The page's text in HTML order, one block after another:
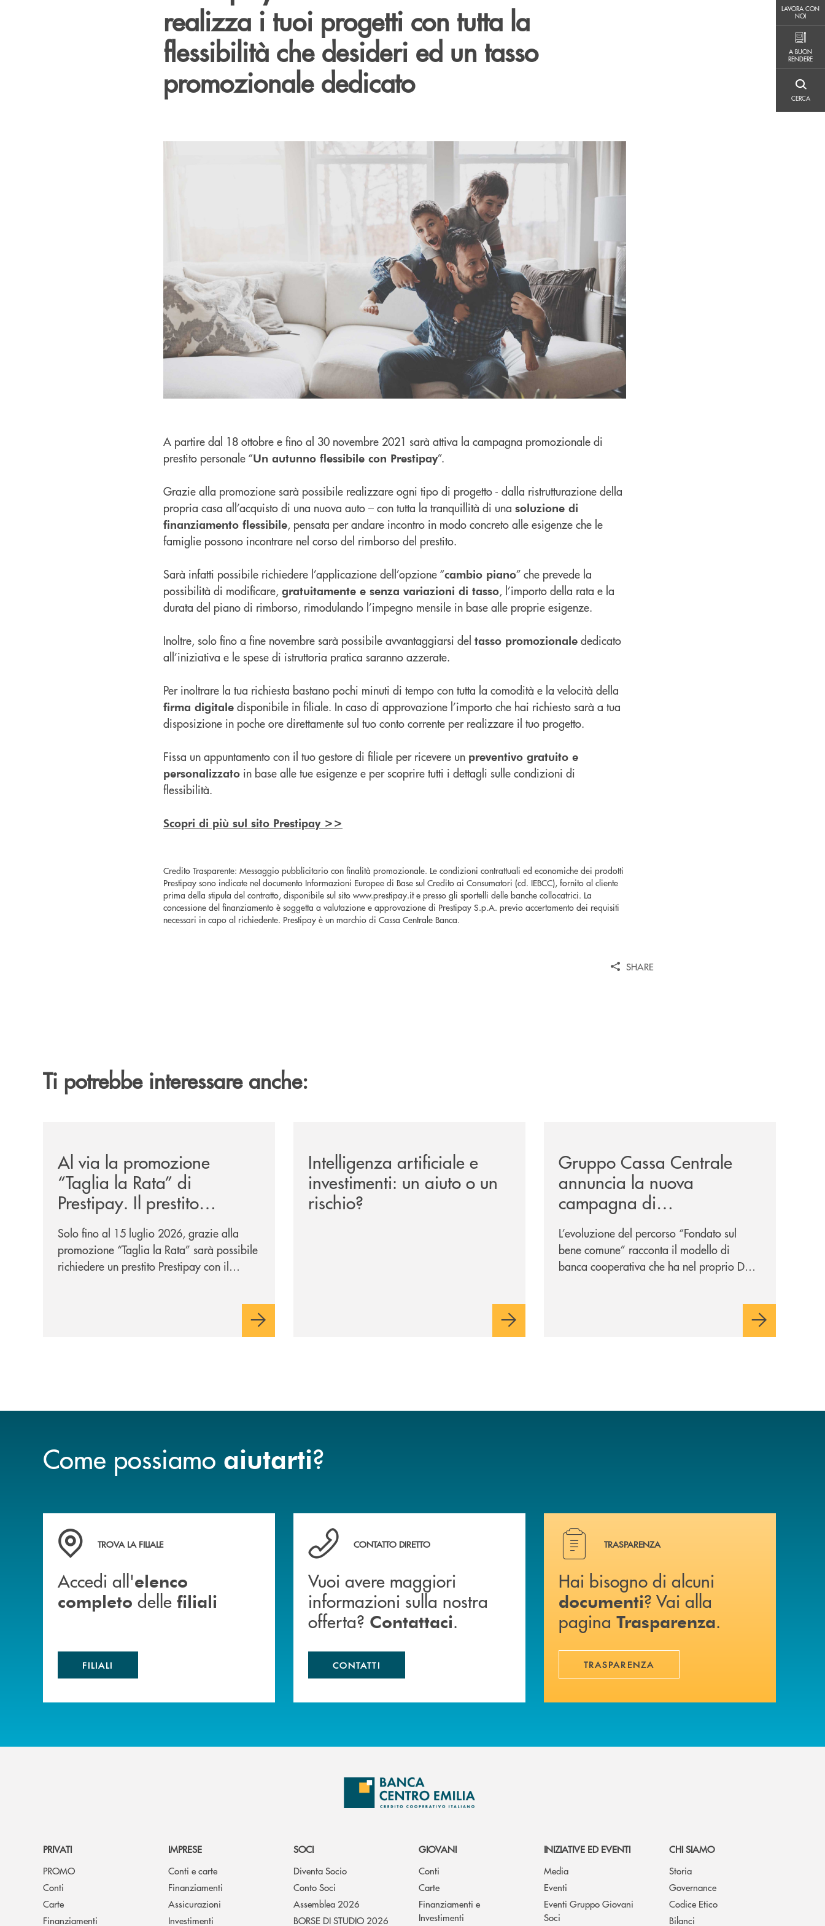
LAVORA CON
NOI
A BUON
RENDERE
CERCA
realizza i tuoi progetti con tutta la
flessibilità che desideri ed un tasso
promozionale dedicato
A partire dal 18 ottobre e fino al 30 novembre 2021 sarà attiva la campagna promozionale di
prestito personale “Un autunno flessibile con Prestipay”.
Grazie alla promozione sarà possibile realizzare ogni tipo di progetto - dalla ristrutturazione della
propria casa all’acquisto di una nuova auto – con tutta la tranquillità di una soluzione di
finanziamento flessibile, pensata per andare incontro in modo concreto alle esigenze che le
famiglie possono incontrare nel corso del rimborso del prestito.
Sarà infatti possibile richiedere l’applicazione dell’opzione “cambio piano” che prevede la
possibilità di modificare, gratuitamente e senza variazioni di tasso, l’importo della rata e la
durata del piano di rimborso, rimodulando l’impegno mensile in base alle proprie esigenze.
Inoltre, solo fino a fine novembre sarà possibile avvantaggiarsi del tasso promozionale dedicato
all’iniziativa e le spese di istruttoria pratica saranno azzerate.
Per inoltrare la tua richiesta bastano pochi minuti di tempo con tutta la comodità e la velocità della
firma digitale disponibile in filiale. In caso di approvazione l’importo che hai richiesto sarà a tua
disposizione in poche ore direttamente sul tuo conto corrente per realizzare il tuo progetto.
Fissa un appuntamento con il tuo gestore di filiale per ricevere un preventivo gratuito e
personalizzato in base alle tue esigenze e per scoprire tutti i dettagli sulle condizioni di
flessibilità.
Scopri di più sul sito Prestipay >>
Credito Trasparente: Messaggio pubblicitario con finalità promozionale. Le condizioni contrattuali ed economiche dei prodotti
Prestipay sono indicate nel documento Informazioni Europee di Base sul Credito ai Consumatori (cd. IEBCC), fornito al cliente
prima della stipula del contratto, disponibile sul sito www.prestipay.it e presso gli sportelli delle banche collocatrici. La
concessione del finanziamento è soggetta a valutazione e approvazione di Prestipay S.p.A. previo accertamento dei requisiti
necessari in capo al richiedente. Prestipay è un marchio di Cassa Centrale Banca.
SHARE
Ti potrebbe interessare anche:
Al via la promozione
“Taglia la Rata” di
Prestipay. Il prestito
personale che si fa in due
per te!
Solo fino al 15 luglio 2026, grazie alla
promozione “Taglia la Rata” sarà possibile
richiedere un prestito Prestipay con il
Intelligenza artificiale e
investimenti: un aiuto o un
rischio?
Gruppo Cassa Centrale
annuncia la nuova
campagna di
comunicazione
nazionale: “Oggi si dice
ESG. Per noi è fare la cosa
L’evoluzione del percorso “Fondato sul
bene comune” racconta il modello di
banca cooperativa che ha nel proprio DNA
Come possiamo aiutarti?
Accedi all' elenco completo delle filiali
TROVA LA FILIALE
Accedi all'elenco
completo delle filiali
FILIALI
Vuoi avere maggiori informazioni sulla nostra offerta? Contattaci .
CONTATTO DIRETTO
Vuoi avere maggiori
informazioni sulla nostra
offerta? Contattaci.
CONTATTI
Hai bisogno di alcuni documenti ? Vai alla pagina
TRASPARENZA
Hai bisogno di alcuni
documenti? Vai alla
pagina Trasparenza.
TRASPARENZA
PRIVATI
PROMO
Conti
Carte
Finanziamenti
IMPRESE
Conti e carte
Finanziamenti
Assicurazioni
Investimenti
SOCI
Diventa Socio
Conto Soci
Assemblea 2026
BORSE DI STUDIO 2026
GIOVANI
Conti
Carte
Finanziamenti e
Investimenti
INIZIATIVE ED EVENTI
Media
Eventi
Eventi Gruppo Giovani
Soci
CHI SIAMO
Storia
Governance
Codice Etico
Bilanci